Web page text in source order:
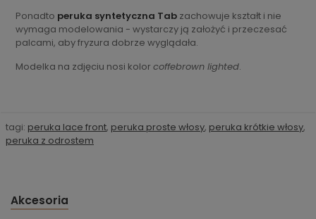
Ponadto peruka syntetyczna Tab zachowuje kształt i nie
wymaga modelowania - wystarczy ją założyć i przeczesać
palcami, aby fryzura dobrze wyglądała.
Modelka na zdjęciu nosi kolor coffebrown lighted.
tagi: peruka lace front, peruka proste włosy, peruka krótkie włosy,
peruka z odrostem
Akcesoria